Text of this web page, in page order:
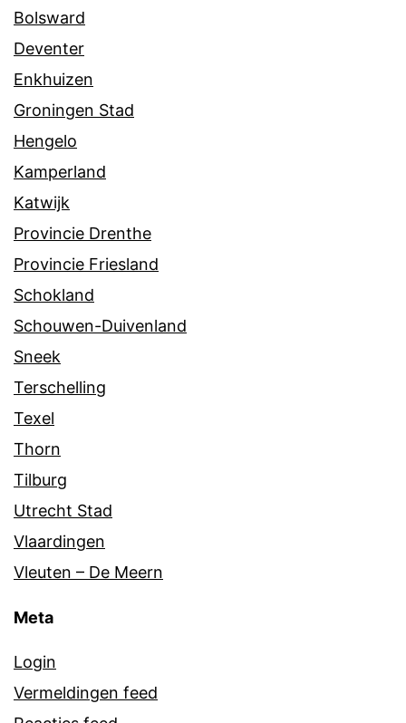
Bolsward
Deventer
Enkhuizen
Groningen Stad
Hengelo
Kamperland
Katwijk
Provincie Drenthe
Provincie Friesland
Schokland
Schouwen-Duivenland
Sneek
Terschelling
Texel
Thorn
Tilburg
Utrecht Stad
Vlaardingen
Vleuten – De Meern
Meta
Login
Vermeldingen feed